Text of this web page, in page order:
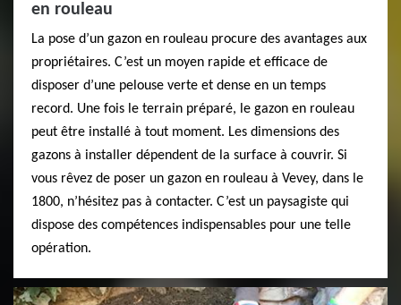
en rouleau
La pose d’un gazon en rouleau procure des avantages aux
propriétaires. C’est un moyen rapide et efficace de
disposer d’une pelouse verte et dense en un temps
record. Une fois le terrain préparé, le gazon en rouleau
peut être installé à tout moment. Les dimensions des
gazons à installer dépendent de la surface à couvrir. Si
vous rêvez de poser un gazon en rouleau à Vevey, dans le
1800, n’hésitez pas à contacter. C’est un paysagiste qui
dispose des compétences indispensables pour une telle
opération.